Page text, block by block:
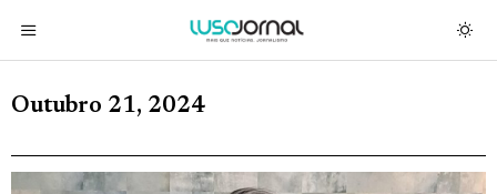
Outubro 21, 2024